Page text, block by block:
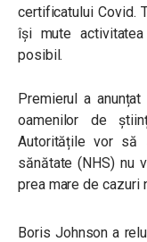
certificatului Covid.
își mute
posibil.
Premierul a
oamenilor de
Autoritățile vor să
sănătate (NHS) nu
prea mare de cazuri
Boris Johnson a